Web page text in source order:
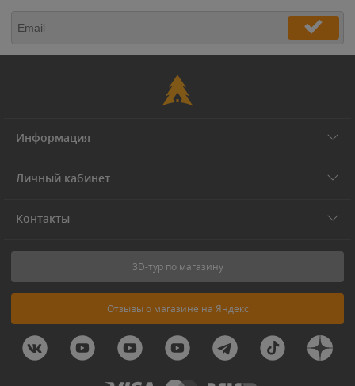
Информация
Личный кабинет
Контакты
3D-тур по магазину
Отзывы о магазине на Яндекс